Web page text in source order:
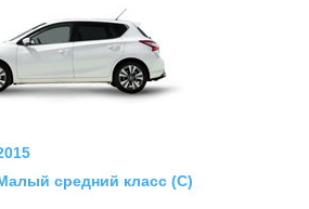
средний класс (C)